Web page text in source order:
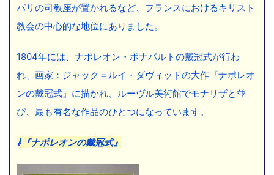
パリの司教座が置かれるなど、フランスにおけるキリスト
教会の中心的な地位にありました。
1804年には、ナポレオン・ボナパルトの戴冠式が行わ
れ、画家：ジャック＝ルイ・ダヴィッドの大作『ナポレオ
ンの戴冠式』に描かれ、ルーヴル美術館でモナリザと並
び、最も有名な作品のひとつになっています。
⇩『ナポレオンの戴冠式』